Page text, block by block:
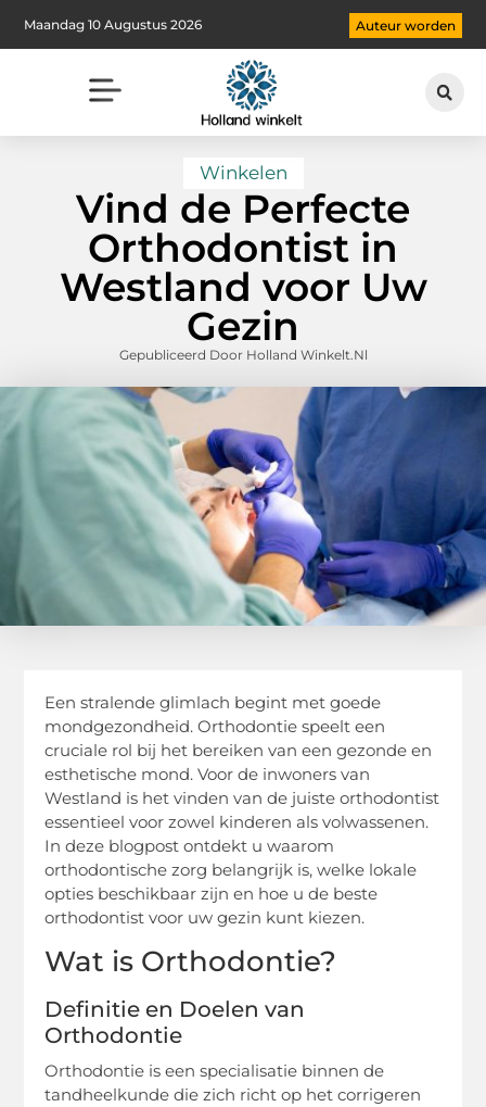
Maandag 10 Augustus 2026 Auteur worden
Winkelen
Vind de Perfecte
Orthodontist in
Westland voor Uw
Gezin
Gepubliceerd Door Holland Winkelt.nl
Een stralende glimlach begint met goede
mondgezondheid. Orthodontie speelt een
cruciale rol bij het bereiken van een gezonde en
esthetische mond. Voor de inwoners van
Westland is het vinden van de juiste orthodontist
essentieel voor zowel kinderen als volwassenen.
In deze blogpost ontdekt u waarom
orthodontische zorg belangrijk is, welke lokale
opties beschikbaar zijn en hoe u de beste
orthodontist voor uw gezin kunt kiezen.
Wat is Orthodontie?
Definitie en Doelen van
Orthodontie
Orthodontie is een specialisatie binnen de
tandheelkunde die zich richt op het corrigeren